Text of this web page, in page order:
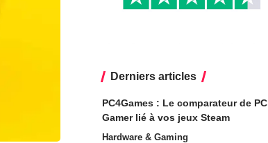
Derniers articles
PC4Games : Le comparateur de PC
Gamer lié à vos jeux Steam
Hardware & Gaming